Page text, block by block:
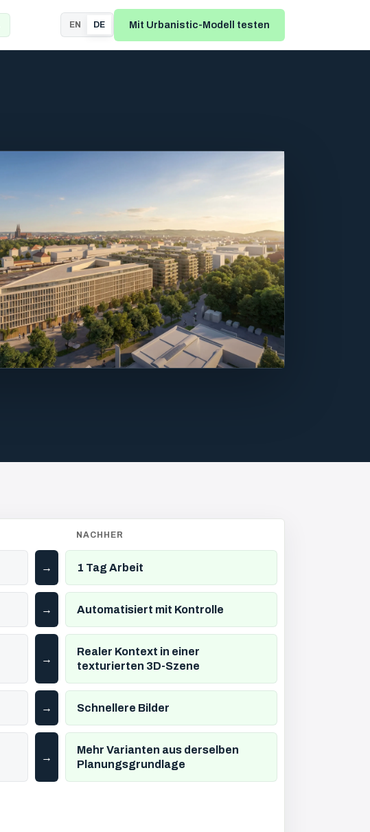
EN DE Mit Urbanistic-Modell testen
NACHHER
1 Tag Arbeit
Automatisiert mit Kontrolle
Realer Kontext in einer
texturierten 3D-Szene
Schnellere Bilder
Mehr Varianten aus derselben
Planungsgrundlage